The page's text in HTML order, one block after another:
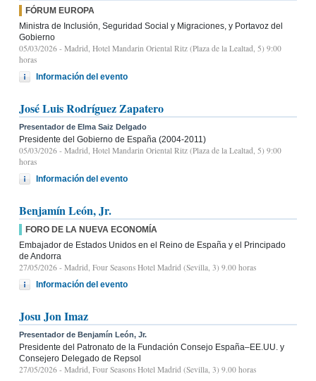
FÓRUM EUROPA
Ministra de Inclusión, Seguridad Social y Migraciones, y Portavoz del
Gobierno
05/03/2026 - Madrid, Hotel Mandarin Oriental Ritz (Plaza de la Lealtad, 5) 9:00
horas
Información del evento
José Luis Rodríguez Zapatero
Presentador de Elma Saiz Delgado
Presidente del Gobierno de España (2004-2011)
05/03/2026 - Madrid, Hotel Mandarin Oriental Ritz (Plaza de la Lealtad, 5) 9:00
horas
Información del evento
Benjamín León, Jr.
FORO DE LA NUEVA ECONOMÍA
Embajador de Estados Unidos en el Reino de España y el Principado
de Andorra
27/05/2026 - Madrid, Four Seasons Hotel Madrid (Sevilla, 3) 9.00 horas
Información del evento
Josu Jon Imaz
Presentador de Benjamín León, Jr.
Presidente del Patronato de la Fundación Consejo España–EE.UU. y
Consejero Delegado de Repsol
27/05/2026 - Madrid, Four Seasons Hotel Madrid (Sevilla, 3) 9.00 horas